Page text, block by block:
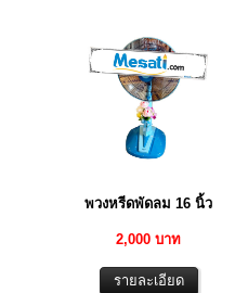
พวงหรีดพัดลม 16 นิ้ว
2,000 บาท